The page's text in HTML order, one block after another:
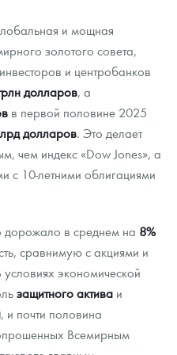
и мощная
золотого совета,
и центробанков
долларов, а
в первой половине 2025
долларов. Это делает
чем индекс «Dow Jones», а
с 10-летними облигациями
дорожало в среднем на 8%
сравнимую с акциями и
экономической
защитного актива и
, и почти половина
Всемирным